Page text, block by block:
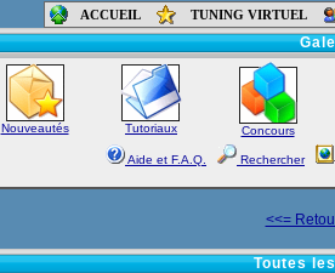
ACCUEIL TUNING VIRTUEL
Accueil-
Nouveautés Tutoriaux Concours
Aide et F.A.Q. Rechercher
<<=
Toutes